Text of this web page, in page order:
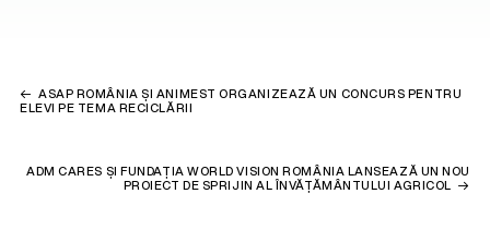
ASAP ROMÂNIA ȘI ANIMEST ORGANIZEAZĂ UN CONCURS PENTRU
ELEVI PE TEMA RECICLĂRII
ADM CARES ȘI FUNDAȚIA WORLD VISION ROMÂNIA LANSEAZĂ UN NOU
PROIECT DE SPRIJIN AL ÎNVĂȚĂMÂNTULUI AGRICOL